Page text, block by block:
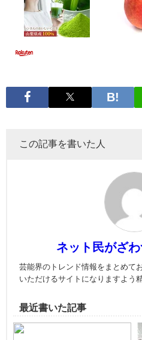
この記事を書いた人
ネット民がざ
芸能界のトレンド情報をまとめて
いただけるサイトになりますよう
最近書いた記事